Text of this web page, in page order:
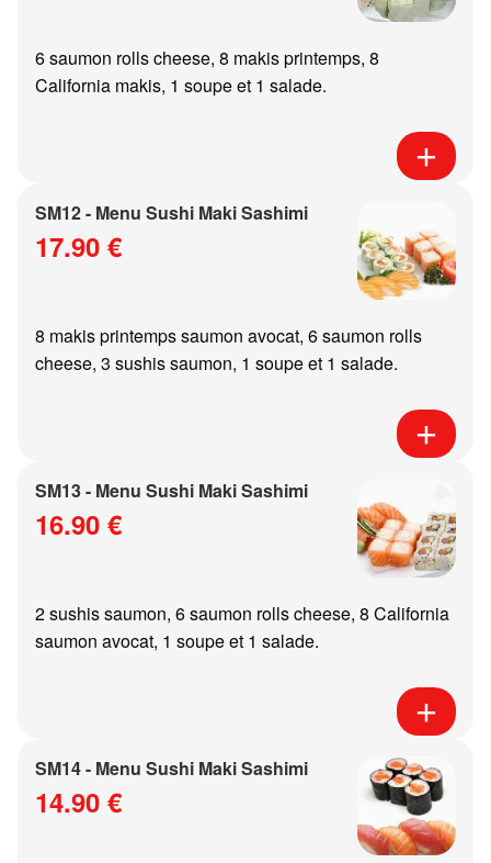
6 saumon rolls cheese, 8 makis printemps, 8
California makis, 1 soupe et 1 salade.
SM12 - Menu Sushi Maki Sashimi
17.90 €
8 makis printemps saumon avocat, 6 saumon rolls
cheese, 3 sushis saumon, 1 soupe et 1 salade.
SM13 - Menu Sushi Maki Sashimi
16.90 €
2 sushis saumon, 6 saumon rolls cheese, 8 California
saumon avocat, 1 soupe et 1 salade.
SM14 - Menu Sushi Maki Sashimi
14.90 €